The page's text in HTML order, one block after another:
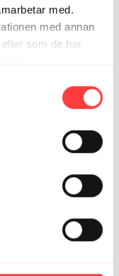
med.
med annan
som de har
28:20